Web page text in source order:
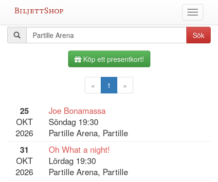
Växla
meny
Alla
evenemang
Sök
Köp ett presentkort!
« 1 »
25
OKT
2026
Joe Bonamassa
Söndag 19:30
Partille Arena, Partille
31
OKT
2026
Oh What a night!
Lördag 19:30
Partille Arena, Partille